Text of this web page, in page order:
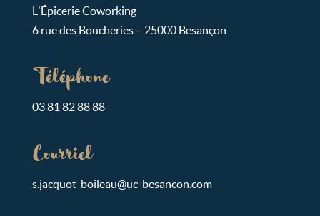
L’Épicerie Coworking
6 rue des Boucheries – 25000 Besançon
Téléphone
03 81 82 88 88
Courriel
s.jacquot-boileau@uc-besancon.com